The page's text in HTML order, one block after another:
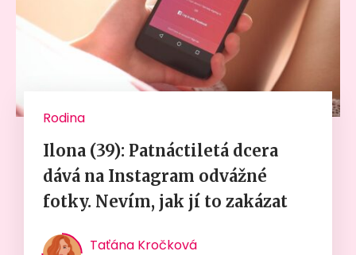
Rodina
Ilona (39): Patnáctiletá dcera
dává na Instagram odvážné
fotky. Nevím, jak jí to zakázat
Taťána Kročková